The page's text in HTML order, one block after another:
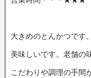
大きめのとんかつです。
美味しいです。老舗の
こだわりや調理の手間